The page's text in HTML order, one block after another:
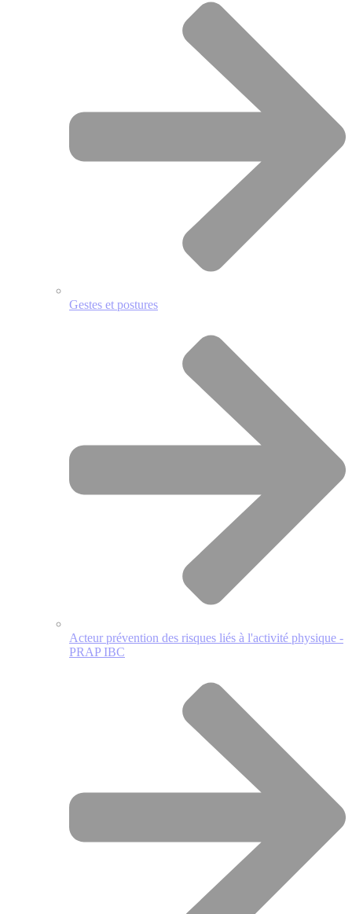
Gestes et postures
Acteur prévention des risques liés à l'activité physique -
PRAP IBC